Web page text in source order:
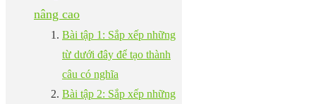
nâng cao
Bài tập 1: Sắp xếp những
từ dưới đây để tạo thành
câu có nghĩa
Bài tập 2: Sắp xếp những